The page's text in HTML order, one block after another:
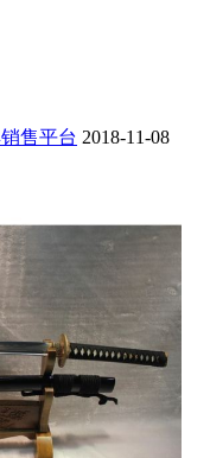
售平台 2018-11-08